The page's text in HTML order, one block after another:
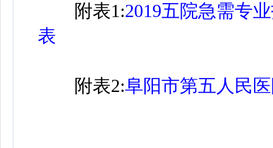
附表1:2019五院急需专
表
附表2:阜阳市第五人民